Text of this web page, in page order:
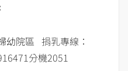
幼院區 捐乳專線：
分機2051